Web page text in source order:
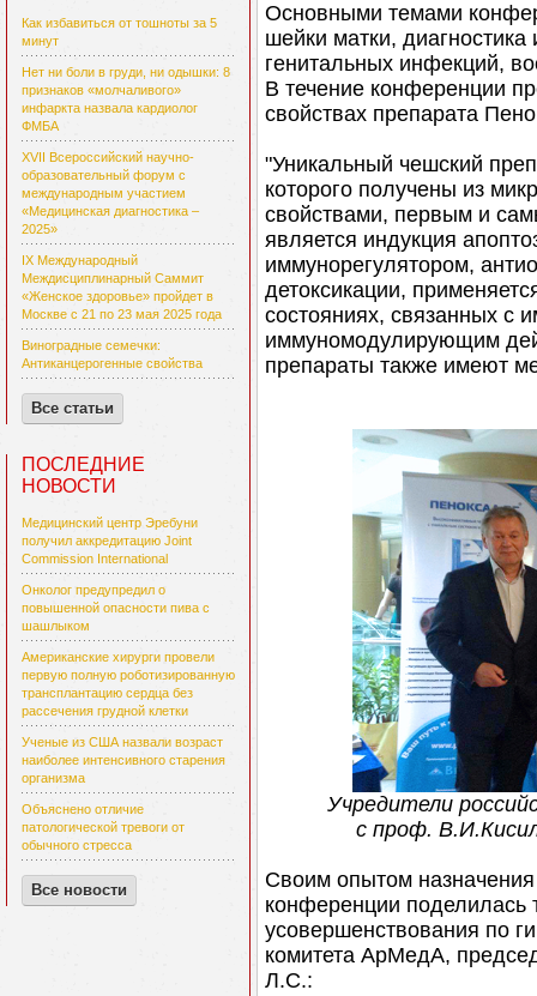
Как избавиться от тошноты за 5
минут
Нет ни боли в груди, ни одышки: 8
признаков «молчаливого»
инфаркта назвала кардиолог
ФМБА
XVII Всероссийский научно-
образовательный форум с
международным участием
«Медицинская диагностика –
2025»
IX Международный
Междисциплинарный Саммит
«Женское здоровье» пройдет в
Москве с 21 по 23 мая 2025 года
Виноградные семечки:
Антиканцерогенные свойства
Все статьи
ПОСЛЕДНИЕ
НОВОСТИ
Медицинский центр Эребуни
получил аккредитацию Joint
Commission International
Онколог предупредил о
повышенной опасности пива с
шашлыком
Американские хирурги провели
первую полную роботизированную
трансплантацию сердца без
рассечения грудной клетки
Ученые из США назвали возраст
наиболее интенсивного старения
организма
Объяснено отличие
патологической тревоги от
обычного стресса
Все новости
Основными темами
шейки матки,
генитальных инфекций,
В течение конференции
свойствах препарата
"Уникальный чешский
которого получены из
свойствами, первым и
является индукция
иммунорегулятором,
детоксикации,
состояниях, связанных с
иммуномодулирующим
препараты также имеют
Учредители
с проф.
Своим опытом
конференции поделилась
усовершенствования по
комитета АрМедА,
Л.С.: